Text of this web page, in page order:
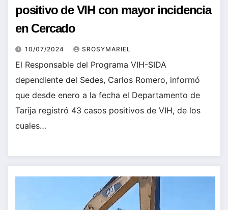
positivo de VIH con mayor incidencia
en Cercado
10/07/2024 SROSYMARIEL
El Responsable del Programa VIH-SIDA
dependiente del Sedes, Carlos Romero, informó
que desde enero a la fecha el Departamento de
Tarija registró 43 casos positivos de VIH, de los
cuales…